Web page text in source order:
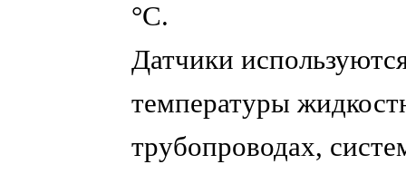
°C.
Датчики
температуры
трубопроводах,